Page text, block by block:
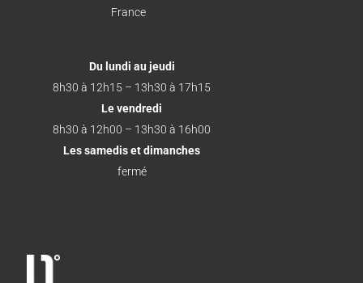
France
Du lundi au jeudi
8h30 à 12h15 – 13h30 à 17h15
Le vendredi
8h30 à 12h00 – 13h30 à 16h00
Les samedis et dimanches
fermé